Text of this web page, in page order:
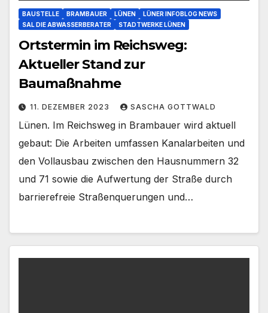
BAUSTELLE BRAMBAUER LÜNEN
LÜNER INFOBLOG NEWS
SAL DIE ABWASSERBERATER
STADTWERKE LÜNEN
Ortstermin im Reichsweg:
Aktueller Stand zur
Baumaßnahme
11. DEZEMBER 2023 SASCHA GOTTWALD
Lünen. Im Reichsweg in Brambauer wird aktuell
gebaut: Die Arbeiten umfassen Kanalarbeiten und
den Vollausbau zwischen den Hausnummern 32
und 71 sowie die Aufwertung der Straße durch
barrierefreie Straßenquerungen und…